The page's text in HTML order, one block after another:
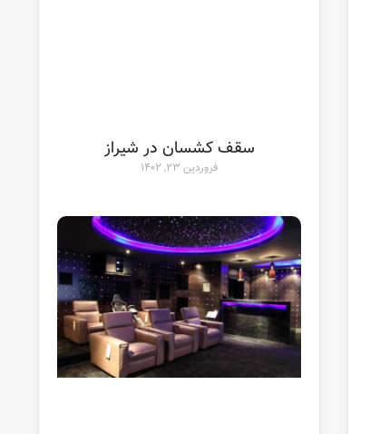
سقف کشسان در شیراز
فروردین ۲۳, ۱۴۰۲